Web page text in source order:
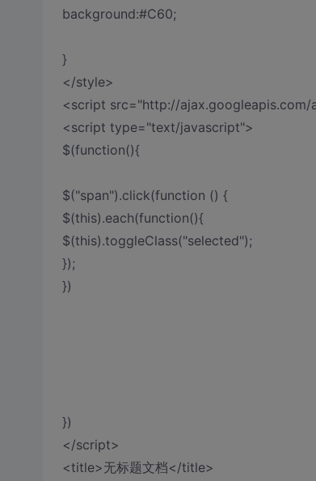
background:#C60;
}
</style>
<script src="http://
<script type="text/javascript">
$(function(){
$("span").click(function () {
$(this).each(function(){
$(this).toggleClass("selected");
});
})
})
</script>
<title>无标题文档</title>